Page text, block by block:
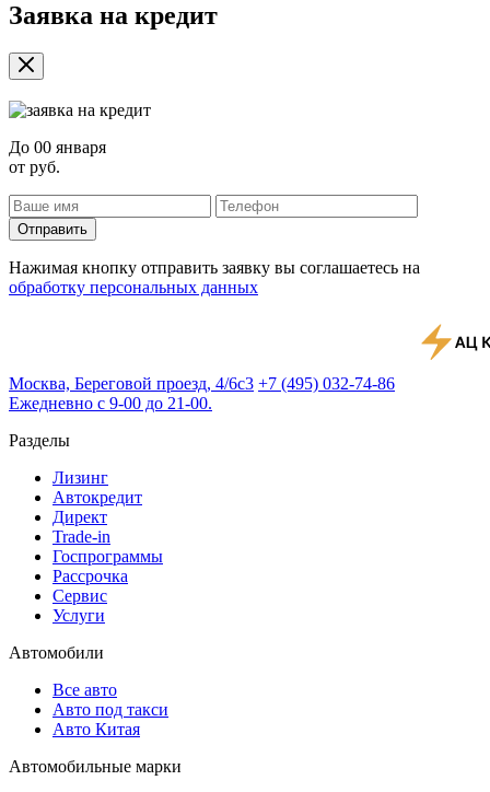
Заявка на кредит
До 00 января
от руб.
Отправить
Нажимая кнопку отправить заявку вы соглашаетесь на
обработку персональных данных
Москва, Береговой проезд, 4/6с3 +7 (495) 032-74-86
Ежедневно с 9-00 до 21-00.
Разделы
Лизинг
Автокредит
Директ
Trade-in
Госпрограммы
Рассрочка
Сервис
Услуги
Автомобили
Все авто
Авто под такси
Авто Китая
Автомобильные марки